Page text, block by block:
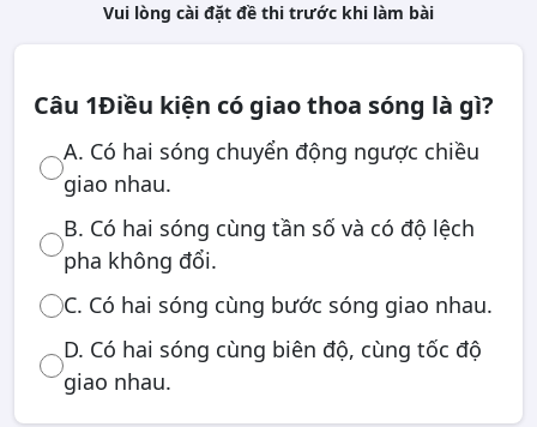
Vui lòng cài đặt đề thi trước khi làm bài
Câu 1Điều kiện có giao thoa sóng là gì?
A. Có hai sóng chuyển động ngược chiều
giao nhau.
B. Có hai sóng cùng tần số và có độ lệch
pha không đổi.
C. Có hai sóng cùng bước sóng giao nhau.
D. Có hai sóng cùng biên độ, cùng tốc độ
giao nhau.